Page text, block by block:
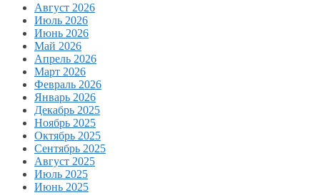
Август 2026
Июль 2026
Июнь 2026
Май 2026
Апрель 2026
Март 2026
Февраль 2026
Январь 2026
Декабрь 2025
Ноябрь 2025
Октябрь 2025
Сентябрь 2025
Август 2025
Июль 2025
Июнь 2025